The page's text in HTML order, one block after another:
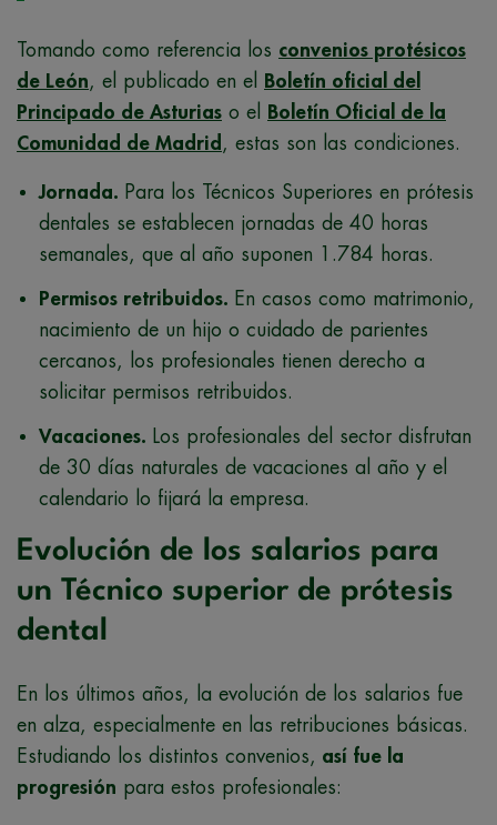
Tomando como referencia los convenios protésicos
de León, el publicado en el
Boletín oficial del
Principado de Asturias o el
Boletín Oficial de la
Comunidad de Madrid , estas son las condiciones.
Jornada. Para los Técnicos Superiores en prótesis
dentales se establecen jornadas de 40 horas
semanales, que al año suponen 1.784 horas.
Permisos retribuidos. En casos como matrimonio,
nacimiento de un hijo o cuidado de parientes
cercanos, los profesionales tienen derecho a
solicitar permisos retribuidos.
Vacaciones. Los profesionales del sector disfrutan
de 30 días naturales de vacaciones al año y el
calendario lo fijará la empresa.
Evolución de los salarios para
un Técnico superior de prótesis
dental
En los últimos años, la evolución de los salarios fue
en alza, especialmente en las retribuciones básicas.
Estudiando los distintos convenios, así fue la
progresión para estos profesionales: